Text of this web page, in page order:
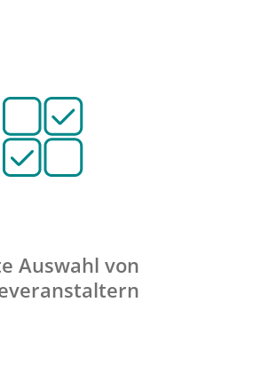
Auswahl von